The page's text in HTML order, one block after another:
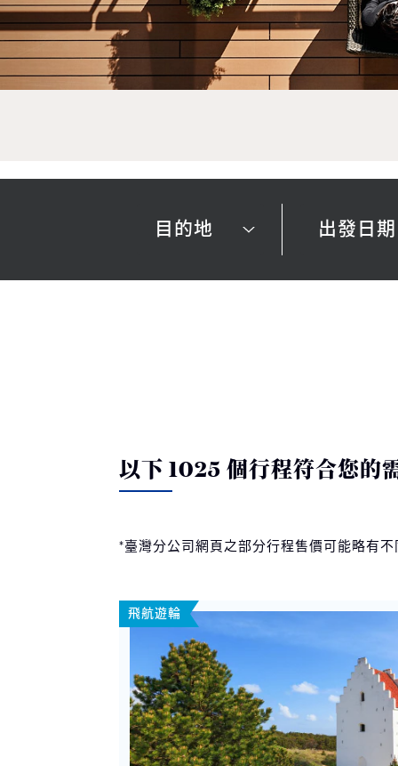
目的地 出發日期
以下 1025 個行程符合您的
*臺灣分公司網頁之部分行程售價可能略有
飛航遊輪